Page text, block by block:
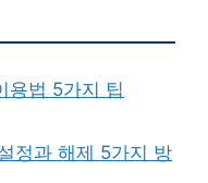
용법 5가지 팁
정과 해제 5가지 방